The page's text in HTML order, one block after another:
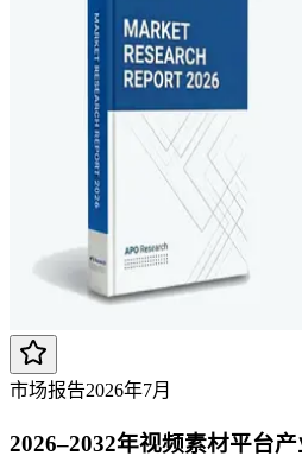
市场报告2026年7月
2026–2032年视频素材平台